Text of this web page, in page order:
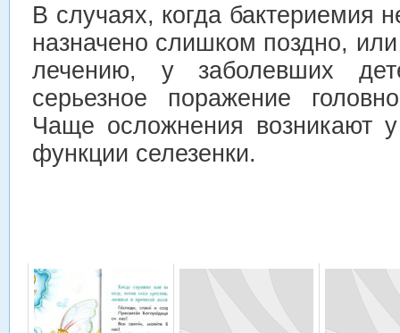
В случаях, когда бактериемия
назначено слишком поздно,
лечению, у заболевших
серьезное поражение
Чаще осложнения возникают
функции селезенки.